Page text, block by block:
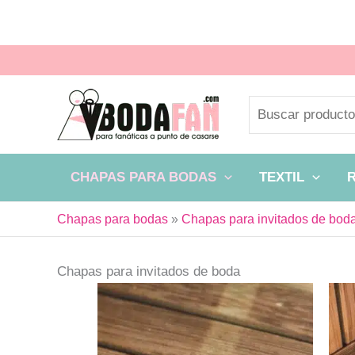
CHAPAS PARA BODAS TEXTIL
Chapas para bodas » Chapas para invitados de
Chapas para invitados de boda
Este
producto
tiene